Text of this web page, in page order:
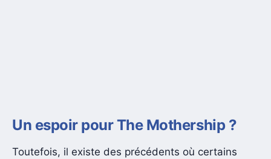
Un espoir pour The Mothership ?
Toutefois, il existe des précédents où certains